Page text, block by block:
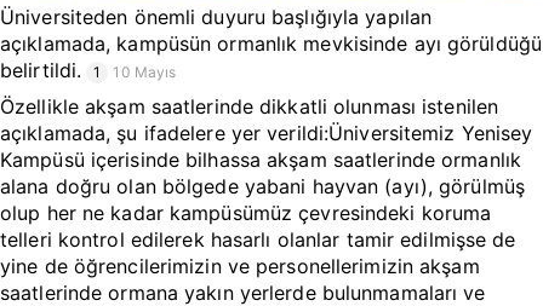
Üniversiteden önemli duyuru başlığıyla yapılan
açıklamada, kampüsün ormanlık mevkisinde ayı görüldüğü
belirtildi.
1 10 Mayıs
Özellikle akşam saatlerinde dikkatli olunması istenilen
açıklamada, şu ifadelere yer verildi:Üniversitemiz Yenisey
Kampüsü içerisinde bilhassa akşam saatlerinde ormanlık
alana doğru olan bölgede yabani hayvan (ayı), görülmüş
olup her ne kadar kampüsümüz çevresindeki koruma
telleri kontrol edilerek hasarlı olanlar tamir edilmişse de
yine de öğrencilerimizin ve personellerimizin akşam
saatlerinde ormana yakın yerlerde bulunmamaları ve